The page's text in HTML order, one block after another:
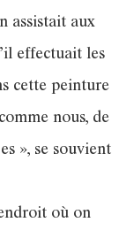
assistait aux
effectuait les
cette peinture
nous, de
», se souvient
où on